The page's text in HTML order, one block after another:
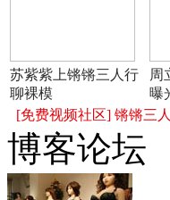
苏紫紫上锵锵三人行
聊裸模
周
曝
[免费视频社区] 锵锵三
博客论坛